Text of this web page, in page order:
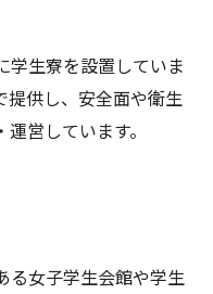
学生寮を設置していま
提供し、安全面や衛生
営しています。
る女子学生会館や学生